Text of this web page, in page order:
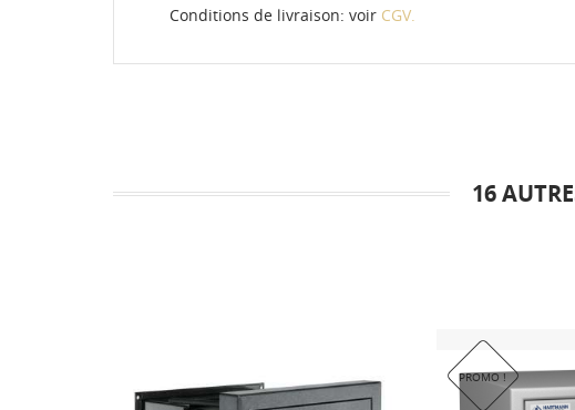
Conditions de livraison: voir CGV.
16
PROMO !